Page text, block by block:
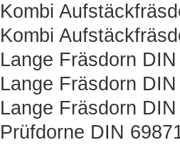
Kombi
Kombi
Lange Fräsdorn
Lange Fräsdorn
Lange Fräsdorn
Prüfdorne DIN